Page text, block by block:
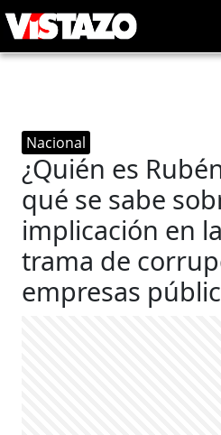
Nacional
¿Quién es
qué se sabe
implicación en
trama de
empresas